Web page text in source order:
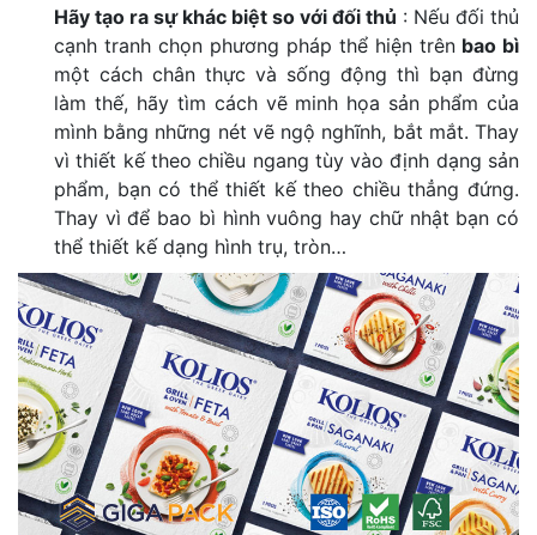
Hãy tạo ra sự khác biệt so với đối thủ : Nếu đối thủ
cạnh tranh chọn phương pháp thể hiện trên bao bì
một cách chân thực và sống động thì bạn đừng
làm thế, hãy tìm cách vẽ minh họa sản phẩm của
mình bằng những nét vẽ ngộ nghĩnh, bắt mắt. Thay
vì thiết kế theo chiều ngang tùy vào định dạng sản
phẩm, bạn có thể thiết kế theo chiều thẳng đứng.
Thay vì để bao bì hình vuông hay chữ nhật bạn có
thể thiết kế dạng hình trụ, tròn…